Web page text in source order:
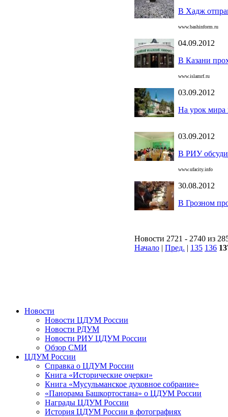
В Хадж
www.bashinform.ru
04.09.2012
В Казани
www.islamrf.ru
03.09.2012
На урок мира
03.09.2012
В РИУ
www.ufacity.info
30.08.2012
В Грозном
Новости 2721 - 2740 из
Начало | Пред. | 135 136
Новости
Новости ЦДУМ России
Новости РДУМ
Новости РИУ ЦДУМ России
Обзор СМИ
ЦДУМ России
Справка о ЦДУМ России
Книга «Исторические очерки»
Книга «Мусульманское духовное собрание»
«Панорама Башкортостана» о ЦДУМ России
Награды ЦДУМ России
История ЦДУМ России в фотографиях